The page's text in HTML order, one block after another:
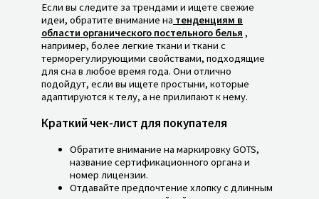
Если вы следите за трендами и ищете свежие
идеи, обратите внимание на тенденциям в
области органического постельного белья ,
например, более легкие ткани и ткани с
терморегулирующими свойствами, подходящие
для сна в любое время года. Они отлично
подойдут, если вы ищете простыни, которые
адаптируются к телу, а не прилипают к нему.
Краткий чек-лист для покупателя
Обратите внимание на маркировку GOTS,
название сертификационного органа и
номер лицензии.
Отдавайте предпочтение хлопку с длинным